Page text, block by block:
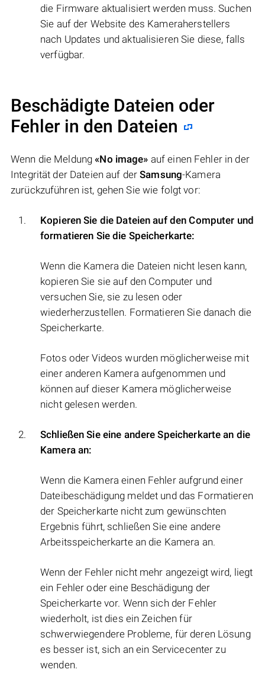
die Firmware aktualisiert werden muss. Suchen
Sie auf der Website des Kameraherstellers
nach Updates und aktualisieren Sie diese, falls
verfügbar.
Beschädigte Dateien oder
Fehler in den Dateien
Wenn die Meldung«No image» auf einen Fehler in der
Integrität der Dateien auf derSamsung-Kamera
zurückzuführen ist, gehen Sie wie folgt vor:
Kopieren Sie die Dateien auf den Computer und
formatieren Sie die Speicherkarte:
Wenn die Kamera die Dateien nicht lesen kann,
kopieren Sie sie auf den Computer und
versuchen Sie, sie zu lesen oder
wiederherzustellen. Formatieren Sie danach die
Speicherkarte.
Fotos oder Videos wurden möglicherweise mit
einer anderen Kamera aufgenommen und
können auf dieser Kamera möglicherweise
nicht gelesen werden.
Schließen Sie eine andere Speicherkarte an die
Kamera an:
Wenn die Kamera einen Fehler aufgrund einer
Dateibeschädigung meldet und das Formatieren
der Speicherkarte nicht zum gewünschten
Ergebnis führt, schließen Sie eine andere
Arbeitsspeicherkarte an die Kamera an.
Wenn der Fehler nicht mehr angezeigt wird, liegt
ein Fehler oder eine Beschädigung der
Speicherkarte vor. Wenn sich der Fehler
wiederholt, ist dies ein Zeichen für
schwerwiegendere Probleme, für deren Lösung
es besser ist, sich an ein Servicecenter zu
wenden.